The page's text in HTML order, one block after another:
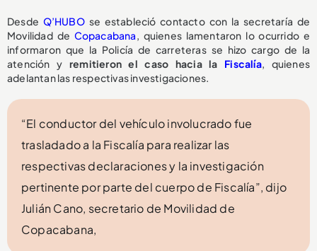
Desde Q’HUBO se estableció contacto con la secretaría de
Movilidad de Copacabana, quienes lamentaron lo ocurrido e
informaron que la Policía de carreteras se hizo cargo de la
atención y remitieron el caso hacia la Fiscalía, quienes
adelantan las respectivas investigaciones.
“El conductor del vehículo involucrado fue
trasladado a la Fiscalía para realizar las
respectivas declaraciones y la investigación
pertinente por parte del cuerpo de Fiscalía”, dijo
Julián Cano, secretario de Movilidad de
Copacabana,